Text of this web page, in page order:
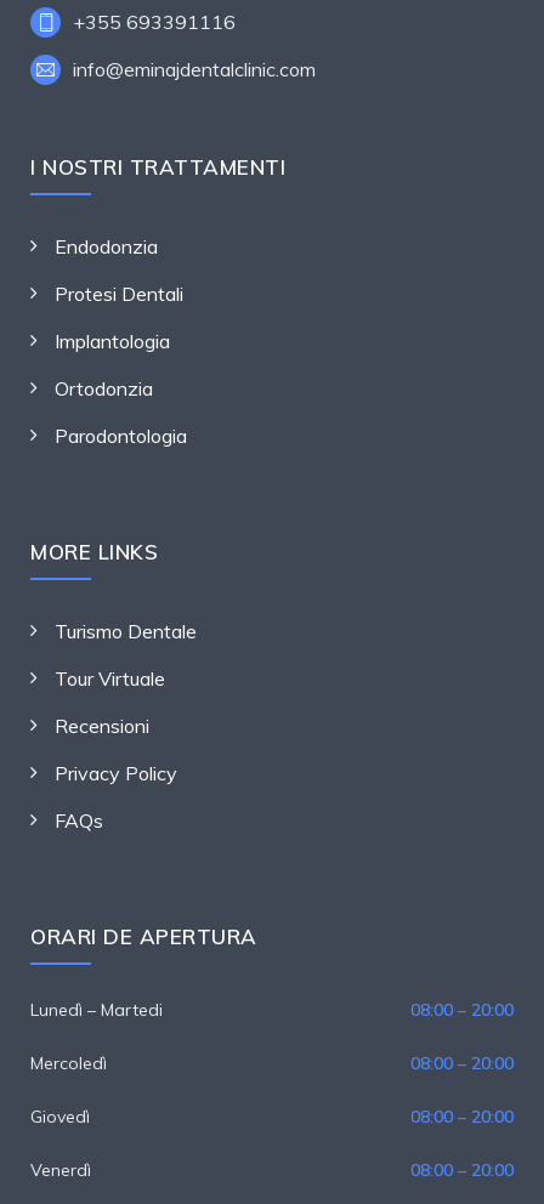
+355 693391116
info@eminajdentalclinic.com
I NOSTRI TRATTAMENTI
Endodonzia
Protesi Dentali
Implantologia
Ortodonzia
Parodontologia
MORE LINKS
Turismo Dentale
Tour Virtuale
Recensioni
Privacy Policy
FAQs
ORARI DE APERTURA
Lunedì – Martedi 08:00 – 20:00
Mercoledì 08:00 – 20:00
Giovedì 08:00 – 20:00
Venerdì 08:00 – 20:00